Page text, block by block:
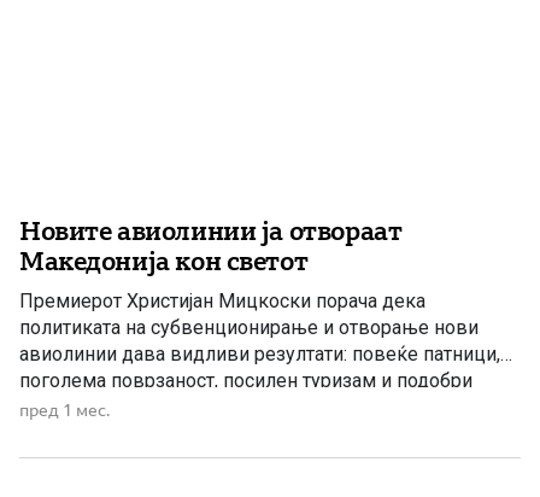
Новите авиолинии ја отвораат
Македонија кон светот
Премиерот Христијан Мицкоски порача дека
политиката на субвенционирање и отворање нови
авиолинии дава видливи резултати: повеќе патници,
поголема поврзаност, посилен туризам и подобри
услови Македонија да стане регионален воздушен
во изминатите две години се отворени неколку
пред 1 мес.